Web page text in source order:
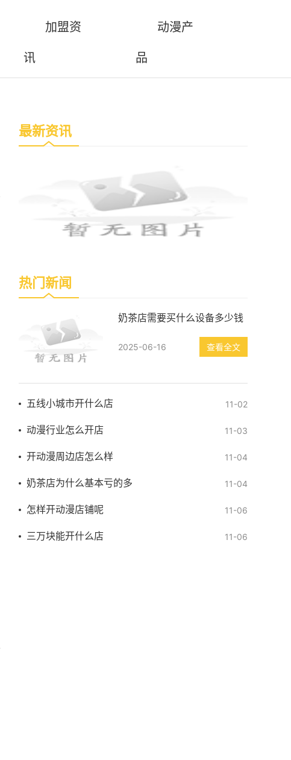
加盟资
讯
动漫产
品
最新资讯
热门新闻
奶茶店需要买什么设备多少钱
2025-06-16 查看全文
五线小城市开什么店 11-02
动漫行业怎么开店 11-03
开动漫周边店怎么样 11-04
奶茶店为什么基本亏的多 11-04
怎样开动漫店铺呢 11-06
三万块能开什么店 11-06